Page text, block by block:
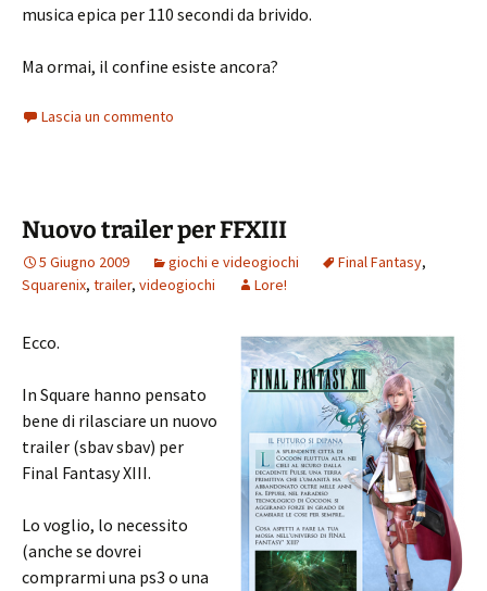
musica epica per 110 secondi da brivido.
Ma ormai, il confine esiste ancora?
Lascia un commento
Nuovo trailer per FFXIII
5 Giugno 2009 giochi e videogiochi Final Fantasy,
Squarenix, trailer, videogiochi Lore!
Ecco.
In Square hanno pensato
bene di rilasciare un nuovo
trailer (sbav sbav) per
Final Fantasy XIII.
Lo voglio, lo necessito
(anche se dovrei
comprarmi una ps3 o una